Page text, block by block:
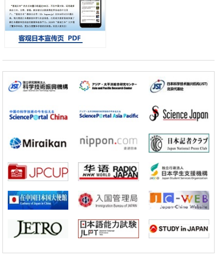
政策
日本科研费增设国际共同研究强化新类别，促进青年研究人员赴海外开
展研究
经济・社会
能力与生产力
科学研究
该基因的必要性因菌株而异
经济・社会
科学研究
【JST事业成果】开发低成本与低功耗的新型AI处理器
政策
日本科研费增设国际共同研究强化新类别，促进青年研究人员赴海外开
经济・社会
铁道综研新任理事长芦谷公稔：依托超导和防灾等核心优势服务社会
科学研究
东京大学通过叶绿体基因组编辑技术强化碳固定酶，成功提高光合作用
能力与生产力